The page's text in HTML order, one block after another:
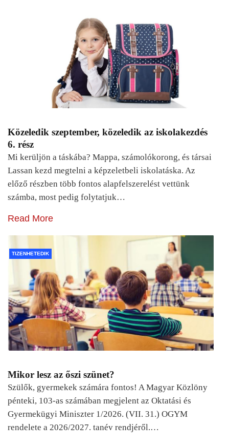
Közeledik szeptember, közeledik az iskolakezdés
6. rész
Mi kerüljön a táskába? Mappa, számolókorong, és társai
Lassan kezd megtelni a képzeletbeli iskolatáska. Az
előző részben több fontos alapfelszerelést vettünk
számba, most pedig folytatjuk…
Read More
TIZENHETEDIK
Mikor lesz az őszi szünet?
Szülők, gyermekek számára fontos! A Magyar Közlöny
pénteki, 103-as számában megjelent az Oktatási és
Gyermekügyi Miniszter 1/2026. (VII. 31.) OGYM
rendelete a 2026/2027. tanév rendjéről.…